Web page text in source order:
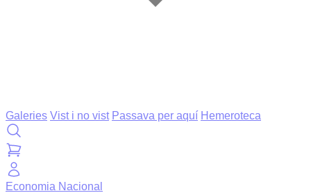
Galeries Vist i no vist Passava per aquí Hemeroteca
Economia Nacional